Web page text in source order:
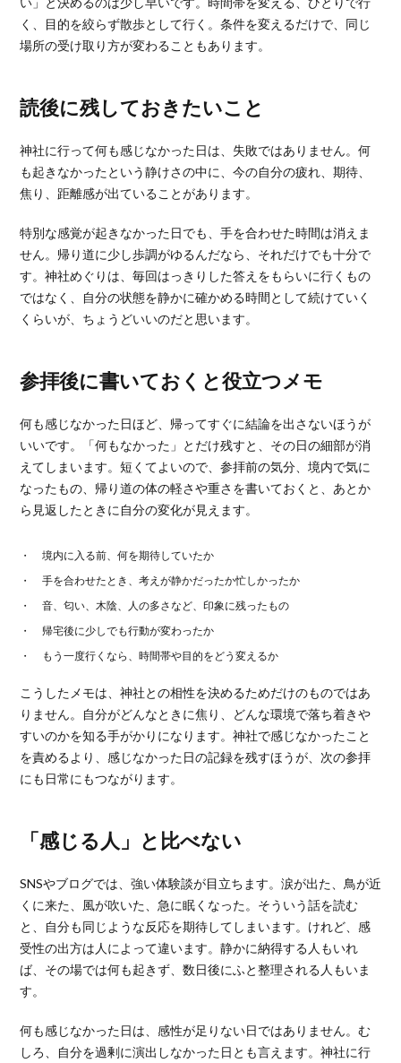
く、目的を絞らず散歩として行く。条件を変えるだけで、同じ
場所の受け取り方が変わることもあります。
読後に残しておきたいこと
神社に行って何も感じなかった日は、失敗ではありません。何
も起きなかったという静けさの中に、今の自分の疲れ、期待、
焦り、距離感が出ていることがあります。
特別な感覚が起きなかった日でも、手を合わせた時間は消えま
せん。帰り道に少し歩調がゆるんだなら、それだけでも十分で
す。神社めぐりは、毎回はっきりした答えをもらいに行くもの
ではなく、自分の状態を静かに確かめる時間として続けていく
くらいが、ちょうどいいのだと思います。
参拝後に書いておくと役立つメモ
何も感じなかった日ほど、帰ってすぐに結論を出さないほうが
いいです。「何もなかった」とだけ残すと、その日の細部が消
えてしまいます。短くてよいので、参拝前の気分、境内で気に
なったもの、帰り道の体の軽さや重さを書いておくと、あとか
ら見返したときに自分の変化が見えます。
境内に入る前、何を期待していたか
手を合わせたとき、考えが静かだったか忙しかったか
音、匂い、木陰、人の多さなど、印象に残ったもの
帰宅後に少しでも行動が変わったか
もう一度行くなら、時間帯や目的をどう変えるか
こうしたメモは、神社との相性を決めるためだけのものではあ
りません。自分がどんなときに焦り、どんな環境で落ち着きや
すいのかを知る手がかりになります。神社で感じなかったこと
を責めるより、感じなかった日の記録を残すほうが、次の参拝
にも日常にもつながります。
「感じる人」と比べない
SNSやブログでは、強い体験談が目立ちます。涙が出た、鳥が近
くに来た、風が吹いた、急に眠くなった。そういう話を読む
と、自分も同じような反応を期待してしまいます。けれど、感
受性の出方は人によって違います。静かに納得する人もいれ
ば、その場では何も起きず、数日後にふと整理される人もいま
す。
何も感じなかった日は、感性が足りない日ではありません。む
しろ、自分を過剰に演出しなかった日とも言えます。神社に行